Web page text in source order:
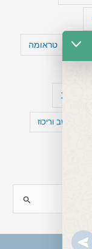
טראומה
עיצות
קשב וריכוז
undefined